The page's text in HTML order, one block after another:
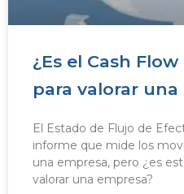
¿Es el Cash
para valorar una
El Estado de Flujo de
informe que mide los
una empresa, pero ¿es
valorar una empresa?